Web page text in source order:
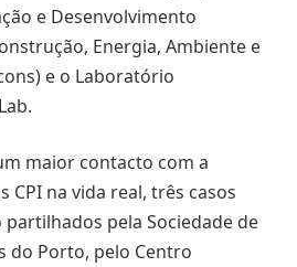
e Desenvolvimento
Energia, Ambiente e
e o Laboratório
maior contacto com a
CPI na vida real, três casos
partilhados pela Sociedade de
do Porto, pelo Centro